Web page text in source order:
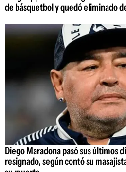
de básquetbol y quedó eliminado
Diego Maradona pasó sus últimos
resignado, según contó su